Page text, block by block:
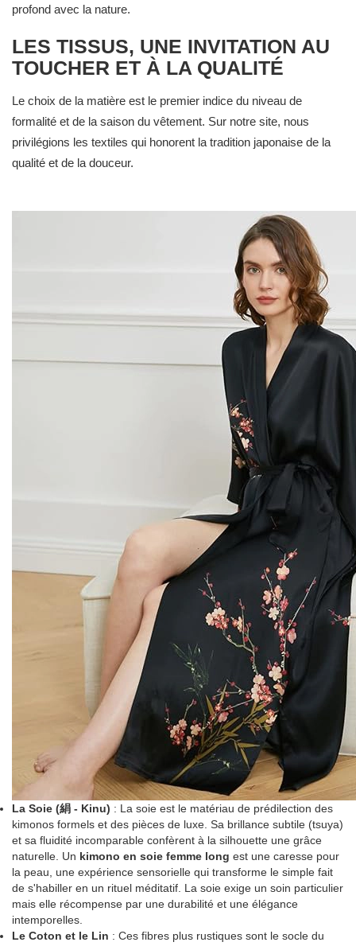
profond avec la nature.
LES TISSUS, UNE INVITATION AU
TOUCHER ET À LA QUALITÉ
Le choix de la matière est le premier indice du niveau de
formalité et de la saison du vêtement. Sur notre site, nous
privilégions les textiles qui honorent la tradition japonaise de la
qualité et de la douceur.
La Soie (絹 - Kinu) : La soie est le matériau de prédilection des
kimonos formels et des pièces de luxe. Sa brillance subtile (tsuya)
et sa fluidité incomparable confèrent à la silhouette une grâce
naturelle. Un kimono en soie femme long est une caresse pour
la peau, une expérience sensorielle qui transforme le simple fait
de s'habiller en un rituel méditatif. La soie exige un soin particulier
mais elle récompense par une durabilité et une élégance
intemporelles.
Le Coton et le Lin : Ces fibres plus rustiques sont le socle du